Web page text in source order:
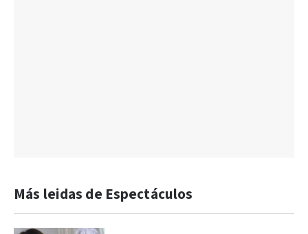
Más leidas de Espectáculos